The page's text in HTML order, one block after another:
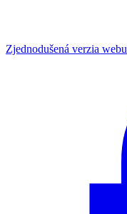
Zjednodušená verzia webu